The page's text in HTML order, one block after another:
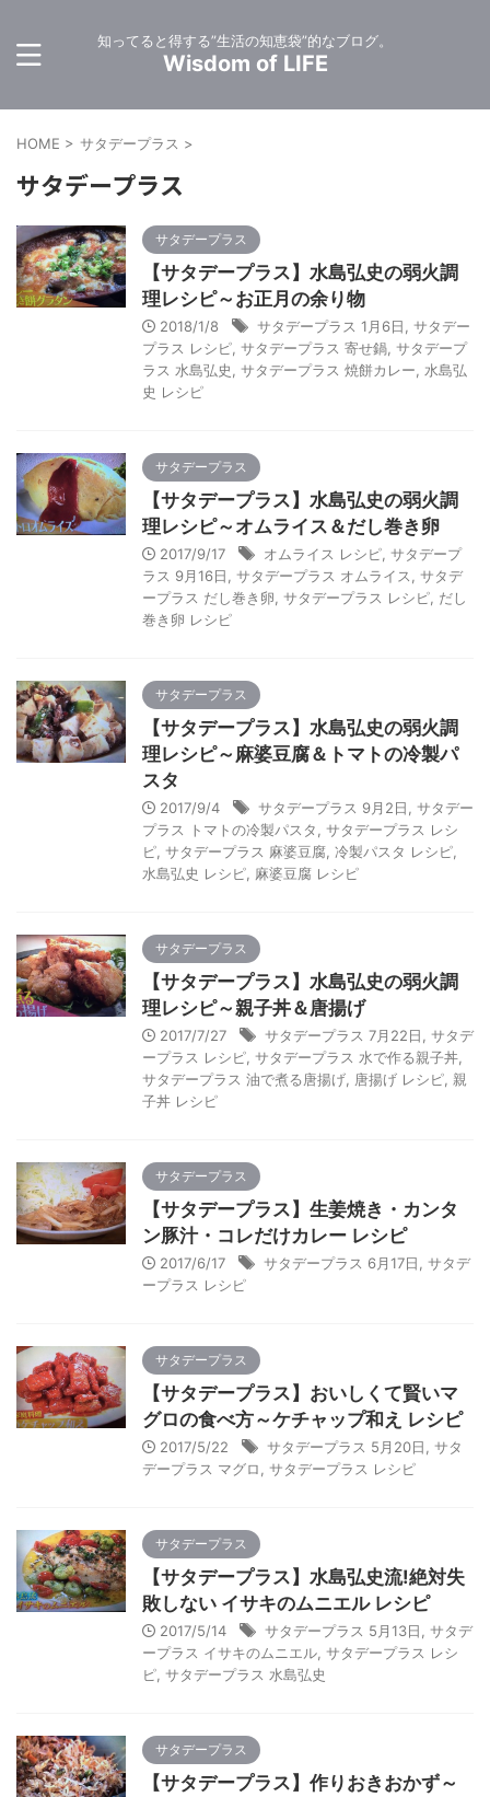
知ってると得する”生活の知恵袋”的なブログ。
Wisdom of LIFE
HOME > サタデープラス >
サタデープラス
サタデープラス
【サタデープラス】水島弘史の弱火調
理レシピ～お正月の余り物
2018/1/8 サタデープラス 1月6日
サタデー
プラス レシピ サタデープラス 寄せ鍋 サタデープ
ラス 水島弘史
サタデープラス 焼餅カレー
水島弘
史 レシピ
サタデープラス
【サタデープラス】水島弘史の弱火調
理レシピ～オムライス＆だし巻き卵
2017/9/17 オムライス レシピ サタデープ
ラス 9月16日
サタデープラス オムライス
サタデ
ープラス だし巻き卵 サタデープラス レシピ だし
巻き卵 レシピ
サタデープラス
【サタデープラス】水島弘史の弱火調
理レシピ～麻婆豆腐＆トマトの冷製パ
スタ
2017/9/4 サタデープラス 9月2日
サタデー
プラス トマトの冷製パスタ
サタデープラス レシ
ピ サタデープラス 麻婆豆腐 冷製パスタ レシピ
水島弘史 レシピ 麻婆豆腐 レシピ
サタデープラス
【サタデープラス】水島弘史の弱火調
理レシピ～親子丼＆唐揚げ
2017/7/27 サタデープラス 7月22日
サタデ
ープラス レシピ サタデープラス 水で作る親子丼
サタデープラス 油で煮る唐揚げ 唐揚げ レシピ 親
子丼 レシピ
サタデープラス
【サタデープラス】生姜焼き・カンタ
ン豚汁・コレだけカレー レシピ
2017/6/17 サタデープラス 6月17日
サタデ
ープラス レシピ
サタデープラス
【サタデープラス】おいしくて賢いマ
グロの食べ方～ケチャップ和え レシピ
2017/5/22 サタデープラス 5月20日
サタ
デープラス マグロ
サタデープラス レシピ
サタデープラス
【サタデープラス】水島弘史流!絶対失
敗しない イサキのムニエル レシピ
2017/5/14 サタデープラス 5月13日
サタデ
ープラス イサキのムニエル サタデープラス レシ
ピ サタデープラス 水島弘史
サタデープラス
【サタデープラス】作りおきおかず～